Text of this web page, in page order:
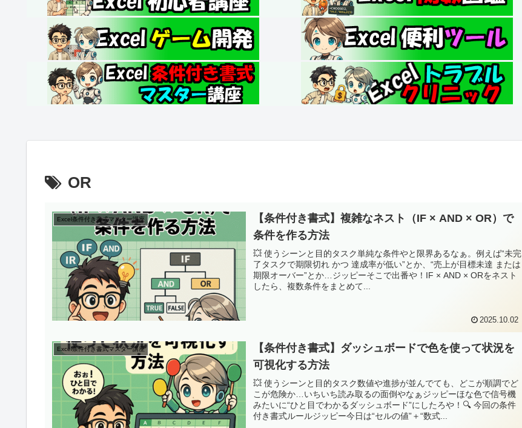
OR
Excel条件付き書式マスター講座
【条件付き書式】複雑なネスト（IF × AND × OR）で
条件を作る方法
💥 使うシーンと目的タスク単純な条件やと限界あるなぁ。例えば“未完
了タスクで期限切れ かつ 達成率が低い”とか、“売上が目標未達 または
期限オーバー”とか…ジッピーそこで出番や！IF × AND × ORをネスト
したら、複数条件をまとめて...
2025.10.02
Excel条件付き書式マスター講座
【条件付き書式】ダッシュボードで色を使って状況を
可視化する方法
💥 使うシーンと目的タスク数値や進捗が並んでても、どこが順調でど
こが危険か…いちいち読み取るの面倒やなぁジッピーほな色で信号機
みたいに“ひと目でわかるダッシュボード”にしたろや！🔍 今回の条件
付き書式ルールジッピー今日は“セルの値”＋“数式...